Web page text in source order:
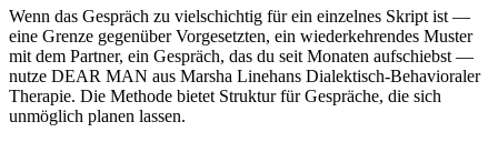
Wenn das Gespräch zu vielschichtig für ein einzelnes Skript ist —
eine Grenze gegenüber Vorgesetzten, ein wiederkehrendes Muster
mit dem Partner, ein Gespräch, das du seit Monaten aufschiebst —
nutze DEAR MAN aus Marsha Linehans Dialektisch-Behavioraler
Therapie. Die Methode bietet Struktur für Gespräche, die sich
unmöglich planen lassen.